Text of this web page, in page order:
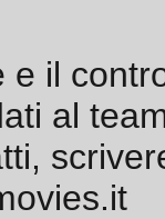
e il
al